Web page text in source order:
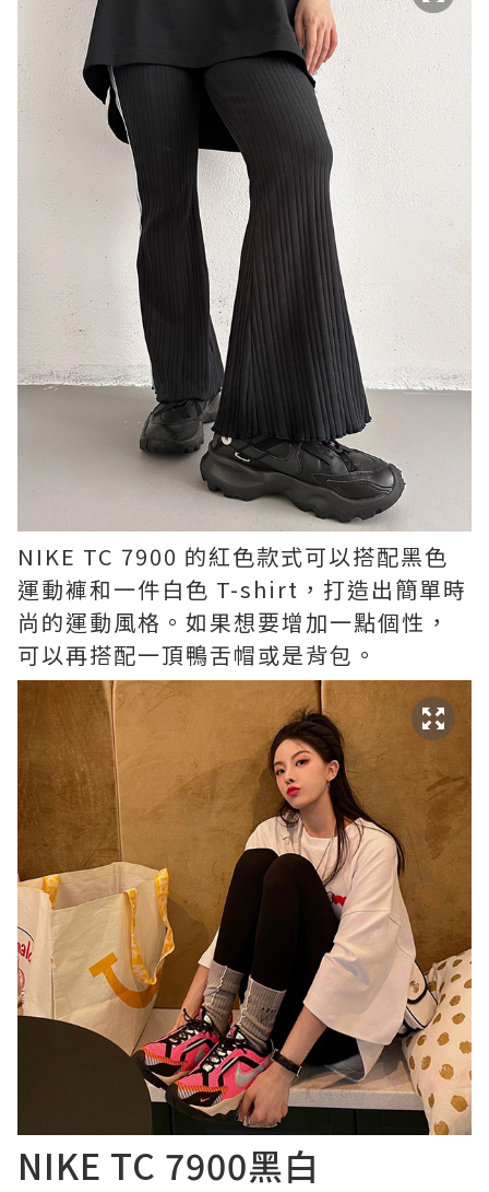
NIKE TC 7900 的紅色款式可以搭配黑色
運動褲和一件白色 T-shirt，打造出簡單時
尚的運動風格。如果想要增加一點個性，
可以再搭配一頂鴨舌帽或是背包。
NIKE TC 7900黑白